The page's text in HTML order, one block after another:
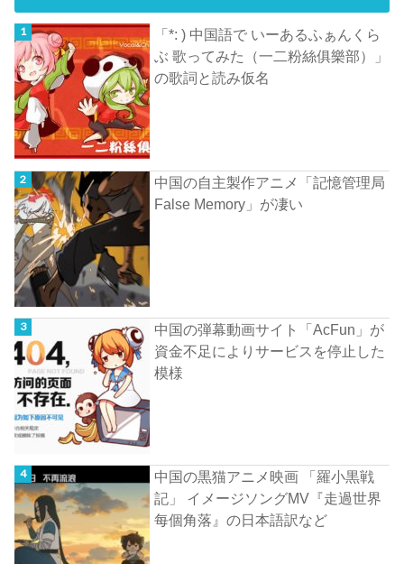
「*: ) 中国語で いーあるふぁんくら
ぶ 歌ってみた（一二粉絲俱樂部）」
の歌詞と読み仮名
中国の自主製作アニメ「記憶管理局
False Memory」が凄い
中国の弾幕動画サイト「AcFun」が
資金不足によりサービスを停止した
模様
中国の黒猫アニメ映画 「羅小黒戦
記」 イメージソングMV『走過世界
每個角落』の日本語訳など